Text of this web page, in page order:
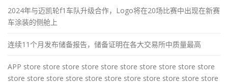
2024年与迈凯轮f1车队升级合作，Logo将在20场比赛中出现在新赛
车涂装的侧舱上
连续11个月发布储备报告，储备证明在各大交易所中质量最高
APP store store store store store store store store store store
store store store store store store store store store store store